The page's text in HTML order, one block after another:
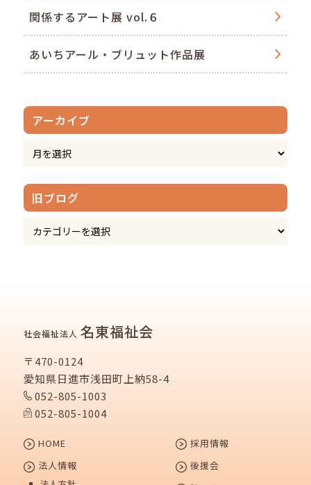
関係するアート展 vol.６
あいちアール・ブリュット作品展
アーカイブ
旧ブログ
社会福祉法人 名東福祉会
〒470-0124
愛知県日進市浅田町上納58-4
052-805-1003
052-805-1004
HOME
法人情報
採用情報
後援会